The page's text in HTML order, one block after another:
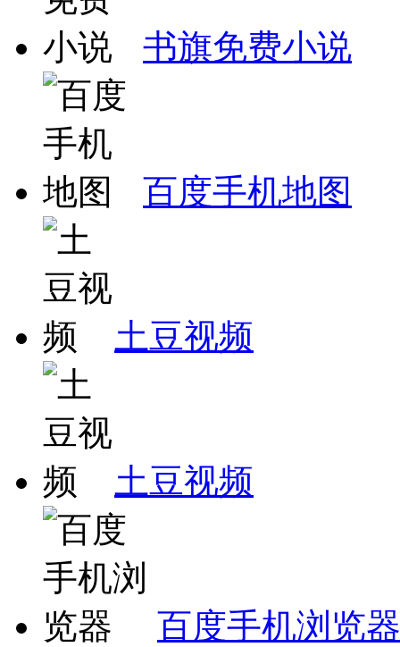
书旗免费小说
百度手机地图
土豆视频
土豆视频
百度手机浏览器